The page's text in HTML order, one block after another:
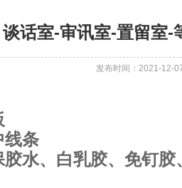
谈话室-审讯室-置留室-
发布时间：2021-12-
线条
水、白乳胶、免钉